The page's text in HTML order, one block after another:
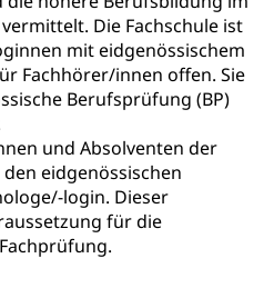
Die Fachschule ist
mit eidgenössischem
Fachhörer/innen offen. Sie
Berufsprüfung (BP)
und Absolventen der
eidgenössischen
login. Dieser
für die
Militärdienstverweigerer,
Armee
(WAS Luzern)
Polizei,
technische Betriebe,
Führungsstab